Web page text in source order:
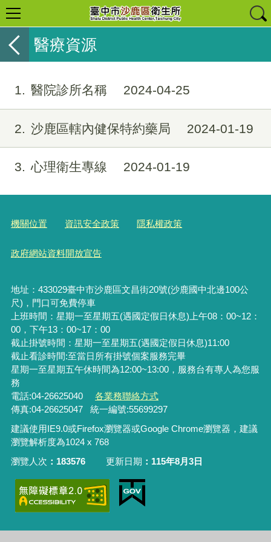
醫療資源
1 醫院診所名稱 2024-04-25
2 沙鹿區轄內健保特約藥局 2024-01-19
3 心理衛生專線 2024-01-19
機關位置 資訊安全政策 隱私權政策
政府網站資料開放宣告
地址：433029臺中市沙鹿區文昌街20號(沙鹿國中北邊100公
尺)，門口可免費停車
上班時間：星期一至星期五(遇國定假日休息)上午08：00~12：
00，下午13：00~17：00
截止掛號時間：星期一至星期五(遇國定假日休息)11:00
截止看診時間:至當日所有掛號個案服務完畢
星期一至星期五午休時間為12:00~13:00，服務台有專人為您服
務
電話:04-26625040
各業務聯絡方式
傳真:04-26625047 統一編號:55699297
建議使用IE9.0或Firefox瀏覽器或Google Chrome瀏覽器，建議
瀏覽解析度為1024 x 768
瀏覽人次
183576 更新日期 115年8月3日